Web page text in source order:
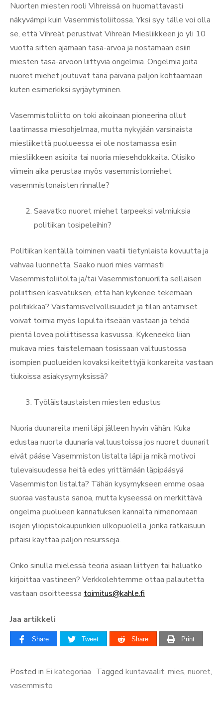
Nuorten miesten rooli Vihreissä on huomattavasti
näkyvämpi kuin Vasemmistoliitossa. Yksi syy tälle voi olla
se, että Vihreät perustivat Vihreän Miesliikkeen jo yli 10
vuotta sitten ajamaan tasa-arvoa ja nostamaan esiin
miesten tasa-arvoon liittyviä ongelmia. Ongelmia joita
nuoret miehet joutuvat tänä päivänä paljon kohtaamaan
kuten esimerkiksi syrjäytyminen.
Vasemmistoliitto on toki aikoinaan pioneerina ollut
laatimassa miesohjelmaa, mutta nykyjään varsinaista
miesliikettä puolueessa ei ole nostamassa esiin
miesliikkeen asioita tai nuoria miesehdokkaita. Olisiko
viimein aika perustaa myös vasemmistomiehet
vasemmistonaisten rinnalle?
Saavatko nuoret miehet tarpeeksi valmiuksia
politiikan tosipeleihin?
Politiikan kentällä toiminen vaatii tietynlaista kovuutta ja
vahvaa luonnetta. Saako nuori mies varmasti
Vasemmistoliitolta ja/tai Vasemmistonuorilta sellaisen
poliittisen kasvatuksen, että hän kykenee tekemään
politiikkaa? Väistämisvelvollisuudet ja tilan antamiset
voivat toimia myös lopulta itseään vastaan ja tehdä
pientä lovea poliittisessa kasvussa. Kykeneekö liian
mukava mies taistelemaan tosissaan valtuustossa
isompien puolueiden kovaksi keitettyjä konkareita vastaan
tiukoissa asiakysymyksissä?
Työläistaustaisten miesten edustus
Nuoria duunareita meni läpi jälleen hyvin vähän. Kuka
edustaa nuorta duunaria valtuustoissa jos nuoret duunarit
eivät pääse Vasemmiston listalta läpi ja mikä motivoi
tulevaisuudessa heitä edes yrittämään läpipääsyä
Vasemmiston listalta? Tähän kysymykseen emme osaa
suoraa vastausta sanoa, mutta kyseessä on merkittävä
ongelma puolueen kannatuksen kannalta nimenomaan
isojen yliopistokaupunkien ulkopuolella, jonka ratkaisuun
pitäisi käyttää paljon resursseja.
Onko sinulla mielessä teoria asiaan liittyen tai haluatko
kirjoittaa vastineen? Verkkolehtemme ottaa palautetta
vastaan osoitteessa toimitus@kahle.fi
Jaa artikkeli
Share Tweet Share Print
Posted in Ei kategoriaa Tagged kuntavaalit, mies, nuoret,
vasemmisto